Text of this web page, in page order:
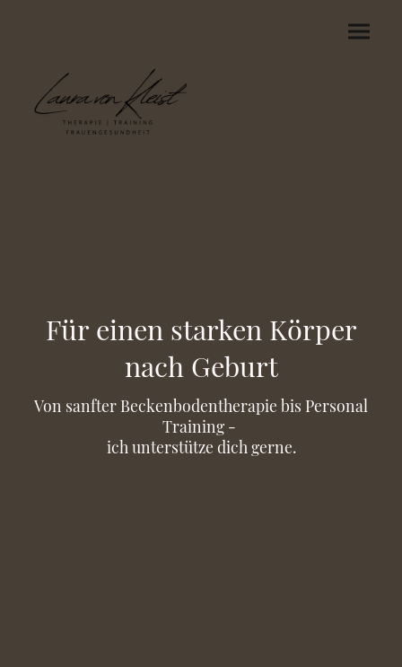
Für einen starken Körper
nach Geburt
Von sanfter Beckenbodentherapie bis Personal
Training -
ich unterstütze dich gerne.